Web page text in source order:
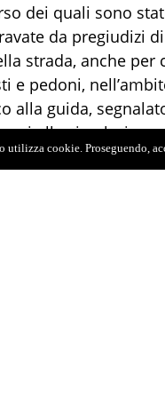
dei quali sono
da pregiudizi
strada, anche
e pedoni,
alla guida,
alla
patente con
utilizza cookie. Proseguendo,